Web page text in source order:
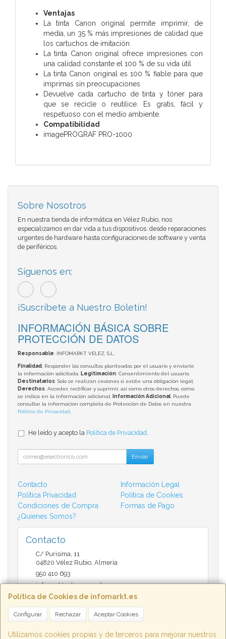
Ventajas
La tinta Canon original permite imprimir, de
media, un 35 % más impresiones de calidad que
los cartuchos de imitación
La tinta Canon original ofrece impresiones con
una calidad constante el 100 % de su vida útil
La tinta Canon original es 100 % fiable para que
imprimas sin preocupaciones
Devuelve cada cartucho de tinta y tóner para
que se recicle o reutilice. Es gratis, fácil y
respetuoso con el medio ambiente.
Compatibilidad
imagePROGRAF PRO-1000
Política de Cookies de infomarkt.es
Configurar Rechazar Aceptar Cookies
Utilizamos cookies propias y de terceros para mejorar nuestros
Sobre Nosotros
En nuestra tienda de informática en Vélez Rubio, nos
especializamos en dar vida a tus dispositivos. desde reparaciones
urgentes de hardware hasta configuraciones de software y venta
de periféricos.
Síguenos en:
¡Suscríbete a Nuestro Boletín!
INFORMACIÓN BÁSICA SOBRE
PROTECCIÓN DE DATOS
Responsable: INFOMARKT VELEZ, S.L.
Finalidad: Responder las consultas planteadas por el usuario y enviarle
la información solicitada; Legitimación: Consentimiento del usuario;
Destinatarios: Solo se realizan cesiones si existe una obligación legal;
Derechos: Acceder, rectificar y suprimir, así como otros derechos, como
se indica en la información adicional;
Información Adicional: Puede
consultar la información completa de Protección de Datos en nuestra
Política de Privacidad
He leído y acepto la Política de Privacidad
Enviar
Contacto
Información Legal
Política Privacidad
Política de Cookies
Condiciones de Compra
Formas de Pago
¿Quienes Somos?
Contacto
C/ Purisima, 11
04820 Vélez Rubio Almería
950 410 693
infomarktvelez@gmail.com
Horario
9:30 a 14:00 y de 17:00 a 20:30